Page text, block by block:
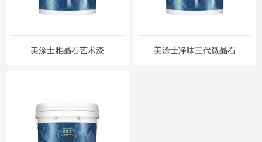
美涂士雅晶石艺术漆 美涂士净味三代微晶石